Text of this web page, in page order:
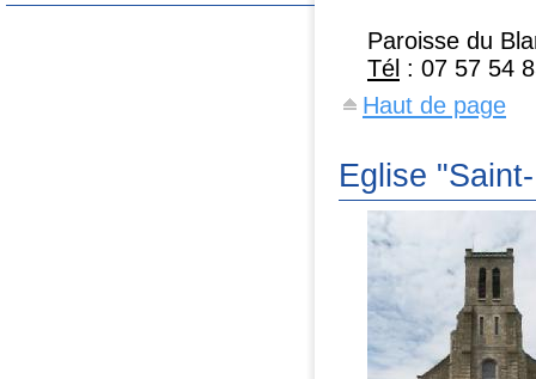
Paroisse du
Tél : 07 57 54
Haut de page
Eglise